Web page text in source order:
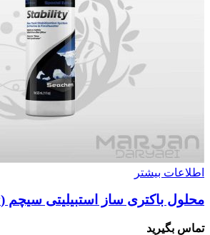
اطلاعات بیشتر
محلول باکتری ساز استبیلیتی سیچم (Stability)
تماس بگیرید